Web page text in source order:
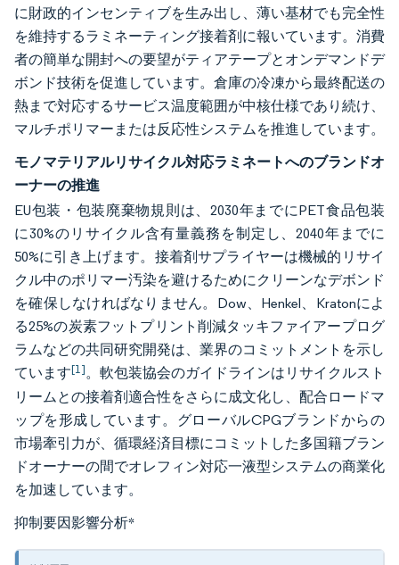
に財政的インセンティブを生み出し、薄い基材でも完全性
を維持するラミネーティング接着剤に報いています。消費
者の簡単な開封への要望がティアテープとオンデマンドデ
ボンド技術を促進しています。倉庫の冷凍から最終配送の
熱まで対応するサービス温度範囲が中核仕様であり続け、
マルチポリマーまたは反応性システムを推進しています。
モノマテリアルリサイクル対応ラミネートへのブランドオ
ーナーの推進
EU包装・包装廃棄物規則は、2030年までにPET食品包装
に30%のリサイクル含有量義務を制定し、2040年までに
50%に引き上げます。接着剤サプライヤーは機械的リサイ
クル中のポリマー汚染を避けるためにクリーンなデボンド
を確保しなければなりません。Dow、Henkel、Kratonによ
る25%の炭素フットプリント削減タッキファイアープログ
ラムなどの共同研究開発は、業界のコミットメントを示し
ています[1]。軟包装協会のガイドラインはリサイクルスト
リームとの接着剤適合性をさらに成文化し、配合ロードマ
ップを形成しています。グローバルCPGブランドからの
市場牽引力が、循環経済目標にコミットした多国籍ブラン
ドオーナーの間でオレフィン対応一液型システムの商業化
を加速しています。
抑制要因影響分析*